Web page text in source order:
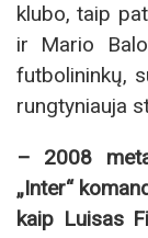
klubo, taip
ir Mario
futbolininkų,
rungtyniauja
– 2008
„Inter“
kaip Luisas